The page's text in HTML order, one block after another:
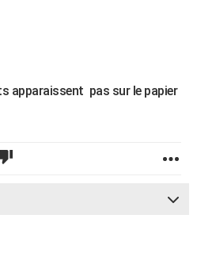
apparaissent pas sur le papier